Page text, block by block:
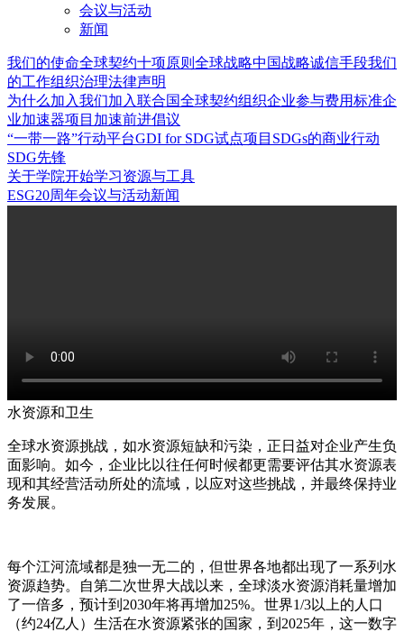
会议与活动
新闻
我们的使命全球契约十项原则 全球战略中国战略诚信手段我们
的工作组织治理法律声明
为什么加入我们加入联合国全球契约组织企业参与费用标准企
业加速器项目 加速前进倡议
“一带一路”行动平台GDI for SDG试点项目 SDGs的商业行动
SDG先锋
关于学院开始学习资源与工具
ESG20周年会议与活动新闻
水资源和卫生
全球水资源挑战，如水资源短缺和污染，正日益对企业产生负
面影响。如今，企业比以往任何时候都更需要评估其水资源表
现和其经营活动所处的流域，以应对这些挑战，并最终保持业
务发展。
每个江河流域都是独一无二的，但世界各地都出现了一系列水
资源趋势。自第二次世界大战以来，全球淡水资源消耗量增加
了一倍多，预计到2030年将再增加25%。世界1/3以上的人口
（约24亿人）生活在水资源紧张的国家，到2025年，这一数字